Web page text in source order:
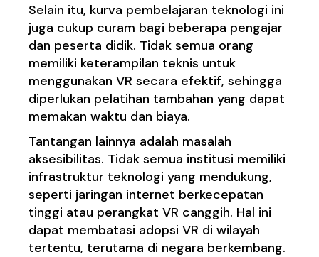
Selain itu, kurva pembelajaran teknologi ini
juga cukup curam bagi beberapa pengajar
dan peserta didik. Tidak semua orang
memiliki keterampilan teknis untuk
menggunakan VR secara efektif, sehingga
diperlukan pelatihan tambahan yang dapat
memakan waktu dan biaya.
Tantangan lainnya adalah masalah
aksesibilitas. Tidak semua institusi memiliki
infrastruktur teknologi yang mendukung,
seperti jaringan internet berkecepatan
tinggi atau perangkat VR canggih. Hal ini
dapat membatasi adopsi VR di wilayah
tertentu, terutama di negara berkembang.